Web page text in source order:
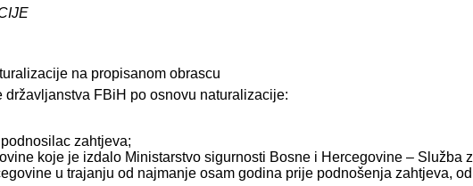
na propisanom obrascu
FBiH po osnovu naturalizacije:
zahtjeva;
koje je izdalo Ministarstvo sigurnosti Bosne i Hercegovine – Služba
u trajanju od najmanje osam godina prije podnošenja zahtjeva,